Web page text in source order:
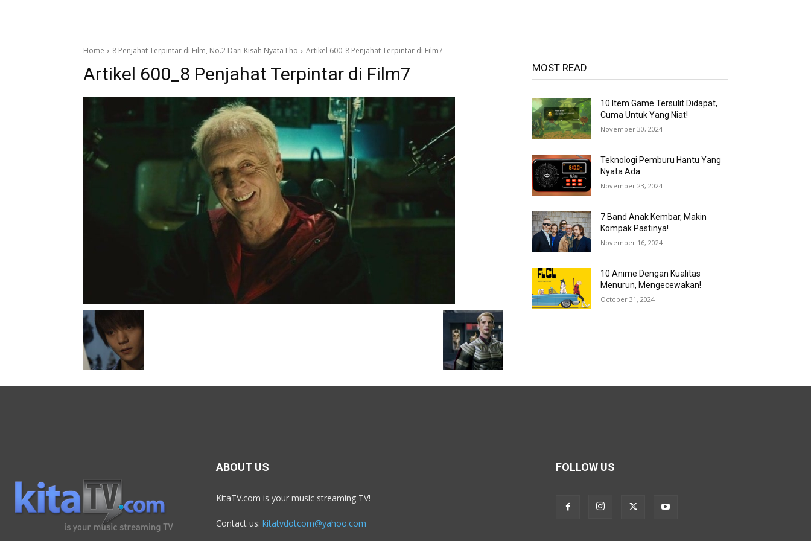
Home 8 Penjahat Terpintar di Film, No.2 Dari Kisah Nyata Lho Artikel 600_8 Penjahat Terpintar di Film7
Artikel 600_8 Penjahat Terpintar di Film7 MOST READ
10 Item Game Tersulit Didapat,
Cuma Untuk Yang Niat!
November 30, 2024
Teknologi Pemburu Hantu Yang
Nyata Ada
November 23, 2024
7 Band Anak Kembar, Makin
Kompak Pastinya!
November 16, 2024
10 Anime Dengan Kualitas
Menurun, Mengecewakan!
October 31, 2024
ABOUT US
KitaTV.com is your music streaming TV!
Contact us: kitatvdotcom@yahoo.com
FOLLOW US